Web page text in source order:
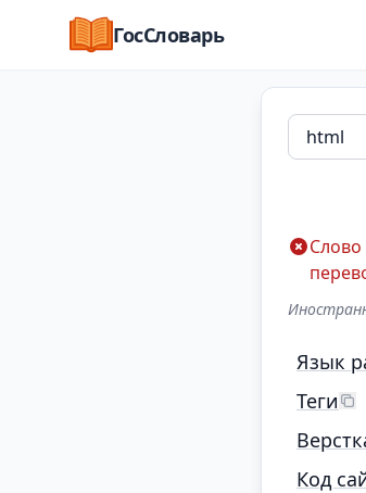
ГосСловарь
Слово
Язык
Теги
Код